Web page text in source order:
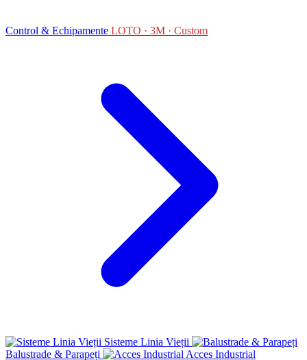
Control & Echipamente LOTO · 3M · Custom
Sisteme Linia Vieții
Balustrade & Parapeți
Acces Industrial